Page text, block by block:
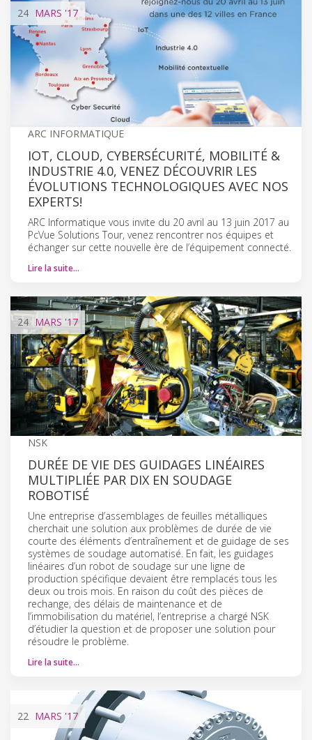
24 MARS '17
ARC INFORMATIQUE
IOT, CLOUD, CYBERSÉCURITÉ, MOBILITÉ &
INDUSTRIE 4.0, VENEZ DÉCOUVRIR LES
ÉVOLUTIONS TECHNOLOGIQUES AVEC NOS
EXPERTS!
ARC Informatique vous invite du 20 avril au 13 juin 2017 au
PcVue Solutions Tour, venez rencontrer nos équipes et
échanger sur cette nouvelle ère de l’équipement connecté.
Lire la suite…
24 MARS '17
NSK
DURÉE DE VIE DES GUIDAGES LINÉAIRES
MULTIPLIÉE PAR DIX EN SOUDAGE
ROBOTISÉ
Une entreprise d’assemblages de feuilles métalliques
cherchait une solution aux problèmes de durée de vie
courte des éléments d’entraînement et de guidage de ses
systèmes de soudage automatisé. En fait, les guidages
linéaires d’un robot de soudage sur une ligne de
production spécifique devaient être remplacés tous les
deux ou trois mois. En raison du coût des pièces de
rechange, des délais de maintenance et de
l’immobilisation du matériel, l’entreprise a chargé NSK
d’étudier la question et de proposer une solution pour
résoudre le problème.
Lire la suite…
22 MARS '17